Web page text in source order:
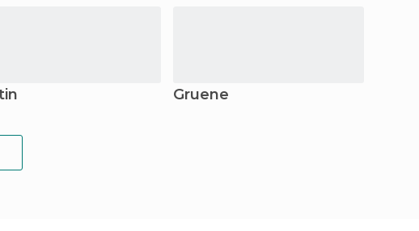
Gruene